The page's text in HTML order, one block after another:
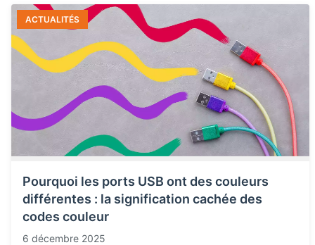
ACTUALITÉS
Pourquoi les ports USB ont des couleurs
différentes : la signification cachée des
codes couleur
6 décembre 2025